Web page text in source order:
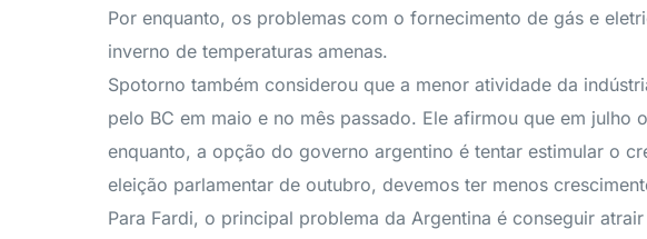
Por enquanto, os problemas com o fornecimento de gás e
inverno de temperaturas amenas.
Spotorno também considerou que a menor atividade da
pelo BC em maio e no mês passado. Ele afirmou que em
enquanto, a opção do governo argentino é tentar estimular o
eleição parlamentar de outubro, devemos ter menos
Para Fardi, o principal problema da Argentina é conseguir